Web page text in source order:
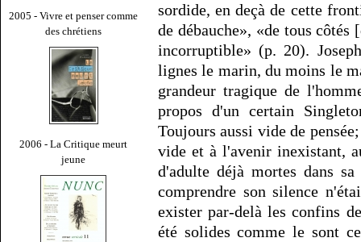
2005 - Vivre et penser comme
des chrétiens
2006 - La Critique meurt
jeune
sordide, en deçà de cette
de débauche», «de tous
incorruptible» (p. 20).
lignes le marin, du moins le
grandeur tragique de
propos d'un certain
Toujours aussi vide de
vide et à l'avenir inexistant,
d'adulte déjà mortes dans
comprendre son silence
exister par-delà les confins
été solides comme le sont